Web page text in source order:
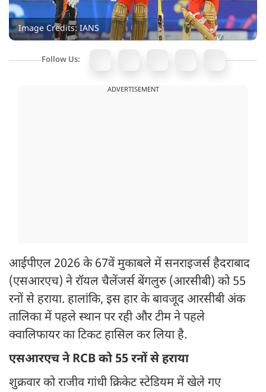
Image Credits: IANS
Follow Us:
ADVERTISEMENT
आईपीएल 2026 के 67वें मुकाबले में सनराइजर्स हैदराबाद
(एसआरएच) ने रॉयल चैलेंजर्स बेंगलुरु (आरसीबी) को 55
रनों से हराया. हालांकि, इस हार के बावजूद आरसीबी अंक
तालिका में पहले स्थान पर रही और टीम ने पहले
क्वालिफायर का टिकट हासिल कर लिया है.
एसआरएच ने RCB को 55 रनों से हराया
शुक्रवार को राजीव गांधी क्रिकेट स्टेडियम में खेले गए